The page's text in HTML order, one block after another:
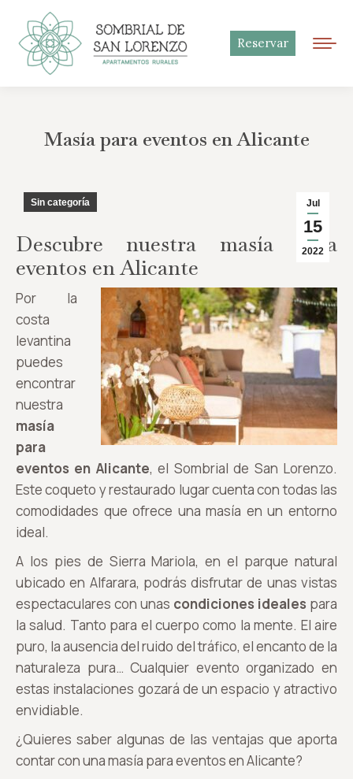
Reservar
Masía para eventos en Alicante
Jul
15
2022
Sin categoría
Descubre nuestra masía para
eventos en Alicante
Por la
costa
levantina
puedes
encontrar
nuestra
masía
para
eventos en Alicante, el Sombrial de San Lorenzo.
Este coqueto y restaurado lugar cuenta con todas las
comodidades que ofrece una masía en un entorno
ideal.
A los pies de Sierra Mariola, en el parque natural
ubicado en Alfarara, podrás disfrutar de unas vistas
espectaculares con unas condiciones ideales para
la salud. Tanto para el cuerpo como la mente. El aire
puro, la ausencia del ruido del tráfico, el encanto de la
naturaleza pura… Cualquier evento organizado en
estas instalaciones gozará de un espacio y atractivo
envidiable.
¿Quieres saber algunas de las ventajas que aporta
contar con una masía para eventos en Alicante?